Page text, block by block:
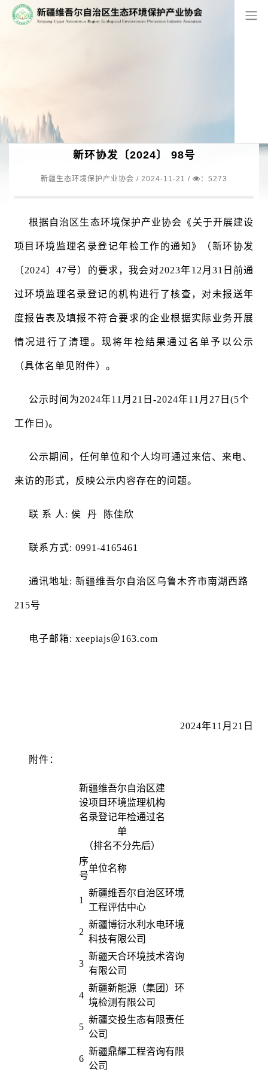
关于建设项目环境监理机构名录登记
新环协发〔2024〕 98号
新疆生态环境保护产业协会 / 2024-11-21 / ：5273
根据自治区生态环境保护产业协会《关于开展建设
项目环境监理名录登记年检工作的通知》（新环协发
〔2024〕47号）的要求，我会对2023年12月31日前通
过环境监理名录登记的机构进行了核查，对未报送年
度报告表及填报不符合要求的企业根据实际业务开展
情况进行了清理。现将年检结果通过名单予以公示
（具体名单见附件）。
公示时间为2024年11月21日-2024年11月27日(5个
工作日)。
公示期间，任何单位和个人均可通过来信、来电、
来访的形式，反映公示内容存在的问题。
联 系 人: 侯 丹 陈佳欣
联系方式: 0991-4165461
通讯地址: 新疆维吾尔自治区乌鲁木齐市南湖西路
215号
电子邮箱: xeepiajs＠163.com
2024年11月21日
附件：
新疆维吾尔自治区建
设项目环境监理机构
名录登记年检通过名
单
（排名不分先后）
序
号
单位名称
1
新疆维吾尔自治区环境
工程评估中心
2
新疆博衍水利水电环境
科技有限公司
3
新疆天合环境技术咨询
有限公司
4
新疆新能源（集团）环
境检测有限公司
5
新疆交投生态有限责任
公司
6
新疆鼎耀工程咨询有限
公司